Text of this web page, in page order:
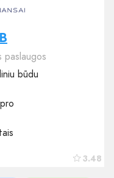
3.48
paslaugos
būdu